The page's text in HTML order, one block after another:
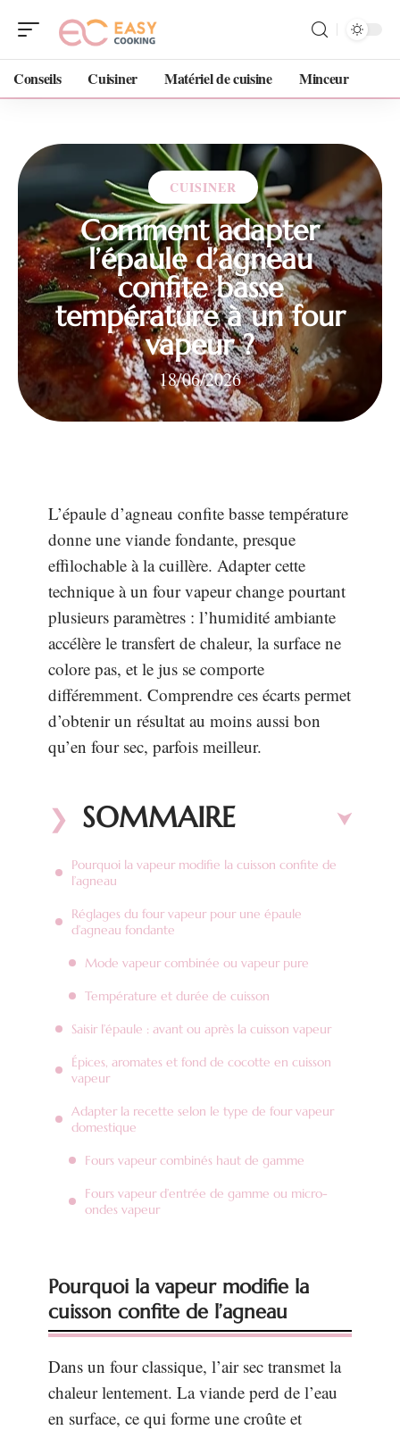
Conseils Cuisiner Matériel de cuisine Minceur
CUISINER
Comment adapter
l’épaule d’agneau
confite basse
température à un four
vapeur ?
18/06/2026
L’épaule d’agneau confite basse température
donne une viande fondante, presque
effilochable à la cuillère. Adapter cette
technique à un four vapeur change pourtant
plusieurs paramètres : l’humidité ambiante
accélère le transfert de chaleur, la surface ne
colore pas, et le jus se comporte
différemment. Comprendre ces écarts permet
d’obtenir un résultat au moins aussi bon
qu’en four sec, parfois meilleur.
SOMMAIRE
Pourquoi la vapeur modifie la cuisson confite de
l’agneau
Réglages du four vapeur pour une épaule
d’agneau fondante
Mode vapeur combinée ou vapeur pure
Température et durée de cuisson
Saisir l’épaule : avant ou après la cuisson vapeur
Épices, aromates et fond de cocotte en cuisson
vapeur
Adapter la recette selon le type de four vapeur
domestique
Fours vapeur combinés haut de gamme
Fours vapeur d’entrée de gamme ou micro-
ondes vapeur
Pourquoi la vapeur modifie la
cuisson confite de l’agneau
Dans un four classique, l’air sec transmet la
chaleur lentement. La viande perd de l’eau
en surface, ce qui forme une croûte et